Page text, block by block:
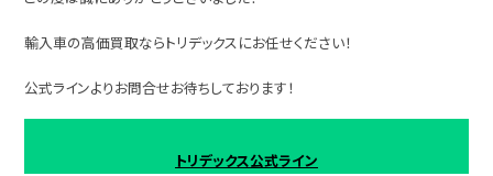
輸入車の高価買取ならトリデックスにお任せください！
公式ラインよりお問合せお待ちしております！
トリデックス公式ライン